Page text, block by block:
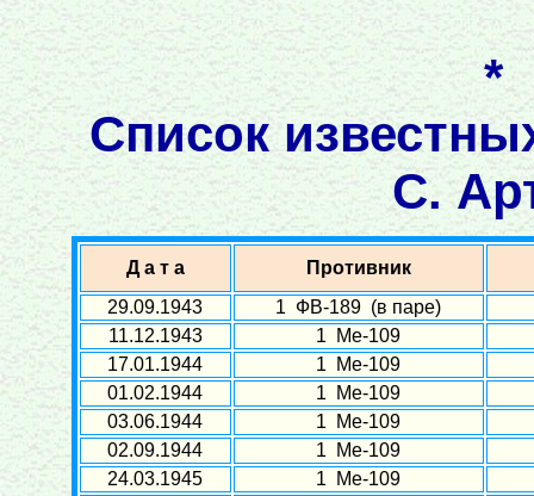
Список
С.
Д а т а
Противник
29.09.1943
1 ФВ-189 (в паре)
11.12.1943
1 Ме-109
17.01.1944
1 Ме-109
01.02.1944
1 Ме-109
03.06.1944
1 Ме-109
02.09.1944
1 Ме-109
24.03.1945
1 Ме-109